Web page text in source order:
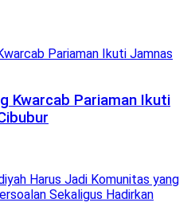
Kwarcab Pariaman Ikuti